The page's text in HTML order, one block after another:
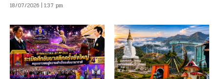
18/07/2026 | 1:37 pm